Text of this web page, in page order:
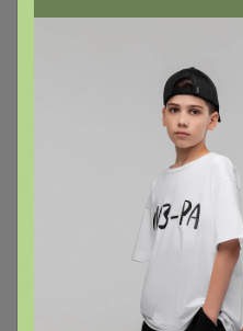
Омега-3
кислоты) все
производители
Для суставов и
ПРОТЕИН
смеси)